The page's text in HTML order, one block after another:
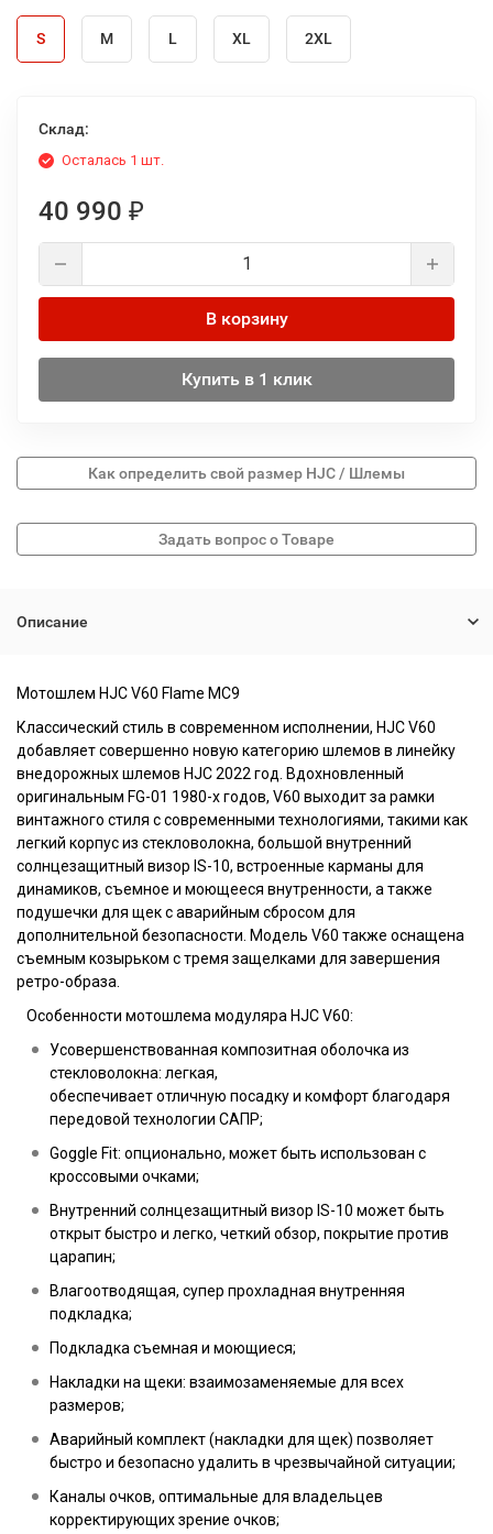
S M L XL 2XL
Склад:
Осталась 1 шт.
40 990 ₽
В корзину
Купить в 1 клик
Как определить свой размер HJC / Шлемы
Описание
Мотошлем HJC V60 Flame MC9
Классический стиль в современном исполнении, HJC V60
добавляет совершенно новую категорию шлемов в линейку
внедорожных шлемов HJC 2022 год. Вдохновленный
оригинальным FG-01 1980-х годов, V60 выходит за рамки
винтажного стиля с современными технологиями, такими как
легкий корпус из стекловолокна, большой внутренний
солнцезащитный визор IS-10, встроенные карманы для
динамиков, съемное и моющееся внутренности, а также
подушечки для щек с аварийным сбросом для
дополнительной безопасности. Модель V60 также оснащена
съемным козырьком с тремя защелками для завершения
ретро-образа.
Особенности мотошлема модуляра HJC V60:
Усовершенствованная композитная оболочка из
стекловолокна: легкая,
обеспечивает отличную посадку и комфорт благодаря
передовой технологии САПР;
Goggle Fit: опционально, может быть использован с
кроссовыми очками;
Внутренний солнцезащитный визор IS-10 может быть
открыт быстро и легко, четкий обзор, покрытие против
царапин;
Влагоотводящая, супер прохладная внутренняя
подкладка;
Подкладка съемная и моющиеся;
Накладки на щеки: взаимозаменяемые для всех
размеров;
Аварийный комплект (накладки для щек) позволяет
быстро и безопасно удалить в чрезвычайной ситуации;
Каналы очков, оптимальные для владельцев
корректирующих зрение очков;